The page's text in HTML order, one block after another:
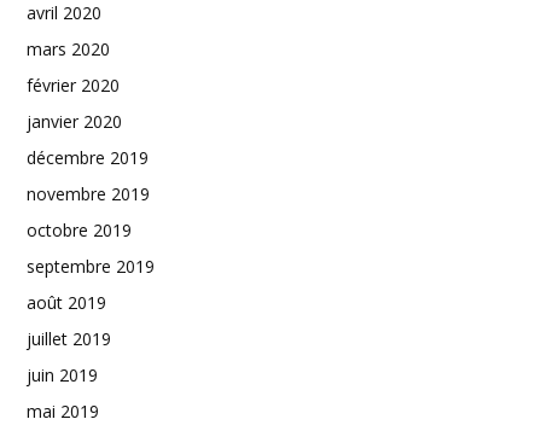
avril 2020
mars 2020
février 2020
janvier 2020
décembre 2019
novembre 2019
octobre 2019
septembre 2019
août 2019
juillet 2019
juin 2019
mai 2019